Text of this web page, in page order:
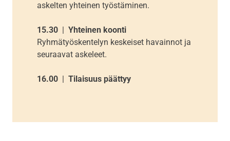
askelten yhteinen työstäminen.
15.30
Yhteinen koonti
Ryhmätyöskentelyn keskeiset havainnot ja
seuraavat askeleet.
16.00 Tilaisuus päättyy